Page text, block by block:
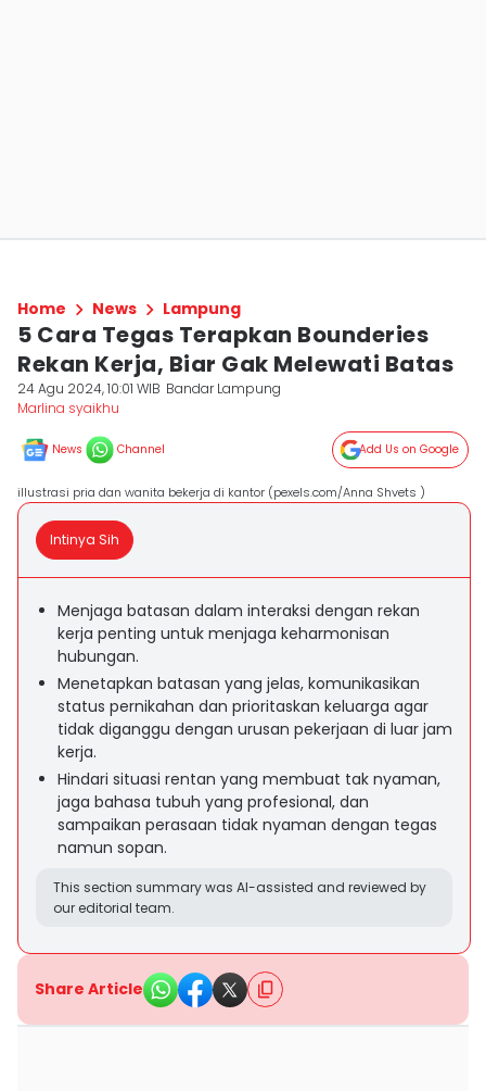
Home News Lampung
5 Cara Tegas Terapkan Bounderies
Rekan Kerja, Biar Gak Melewati Batas
24 Agu 2024, 10:01 WIB Bandar Lampung
Marlina syaikhu
News Channel Add Us on Google
illustrasi pria dan wanita bekerja di kantor (pexels.com/Anna Shvets )
Intinya Sih
Menjaga batasan dalam interaksi dengan rekan
kerja penting untuk menjaga keharmonisan
hubungan.
Menetapkan batasan yang jelas, komunikasikan
status pernikahan dan prioritaskan keluarga agar
tidak diganggu dengan urusan pekerjaan di luar jam
kerja.
Hindari situasi rentan yang membuat tak nyaman,
jaga bahasa tubuh yang profesional, dan
sampaikan perasaan tidak nyaman dengan tegas
namun sopan.
This section summary was AI-assisted and reviewed by
our editorial team.
Share Article